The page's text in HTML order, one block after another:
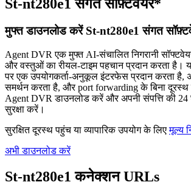
St-nt280e1 संगत सॉफ़्टवेयर*
मुफ्त डाउनलोड करें St-nt280e1 संगत
Agent DVR एक मुफ्त AI-संचालित निगरानी
और वस्तुओं का रीयल-टाइम पहचान प्रदान करता है।
पर एक उपयोगकर्ता-अनुकूल इंटरफेस प्रदान करता है,
समर्थन करता है, और port forwarding के बिना दूरस्थ
Agent DVR डाउनलोड करें और अपनी संपत्ति की 24
सुरक्षा करें।
सुरक्षित दूरस्थ पहुंच या व्यापारिक उपयोग के लिएमूल्य
अभी डाउनलोड करें
St-nt280e1 कनेक्शन URLs